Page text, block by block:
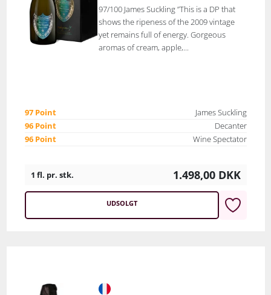
97/100 James Suckling ”This is a DP that
shows the ripeness of the 2009 vintage
yet remains full of energy. Gorgeous
aromas of cream, apple,...
97 Point
James Suckling
96 Point
Decanter
96 Point
Wine Spectator
1 fl. pr. stk. 1.498,00 DKK
UDSOLGT